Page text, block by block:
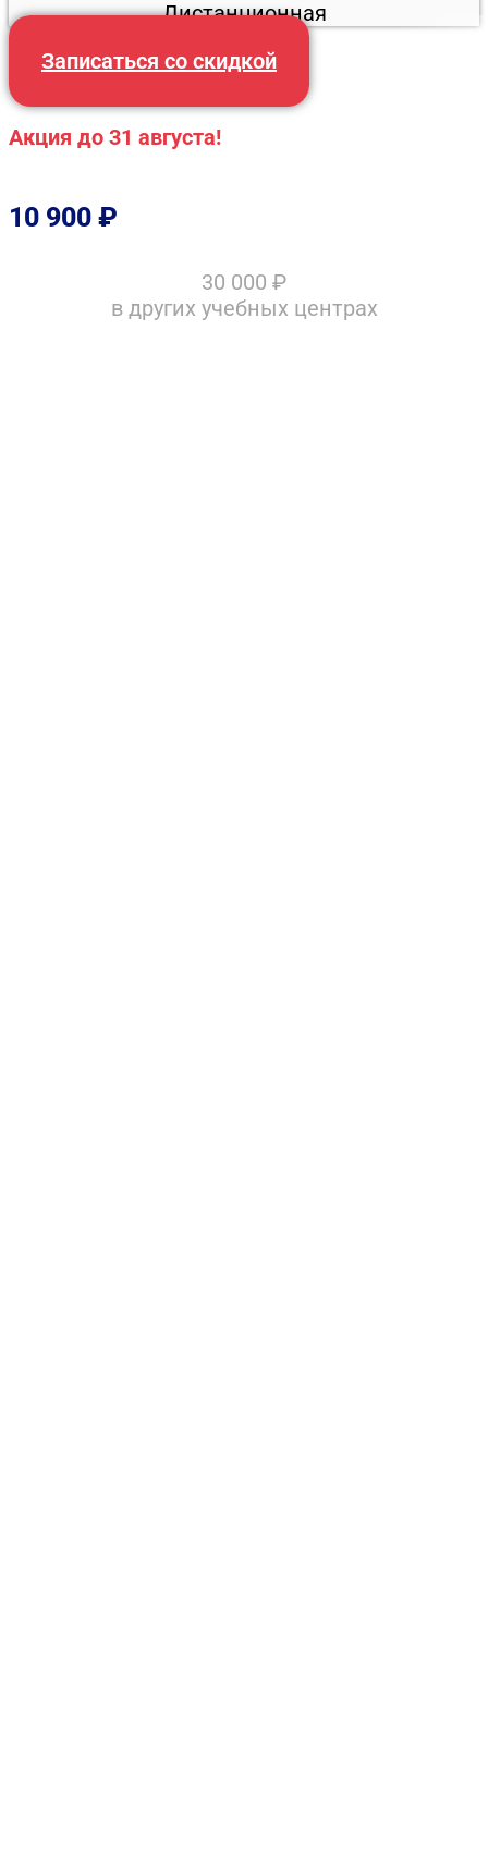
Дистанционная
Записаться со скидкой
Акция до 31 августа!
10 900 ₽
30 000 ₽
в других учебных центрах